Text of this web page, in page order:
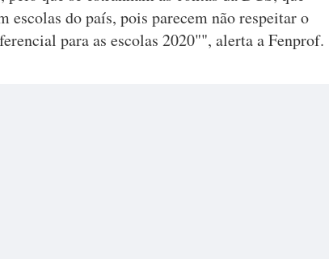
escolas do país, pois parecem não respeitar o
para as escolas 2020"", alerta a Fenprof.